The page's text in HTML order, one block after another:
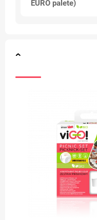
EURO palete)